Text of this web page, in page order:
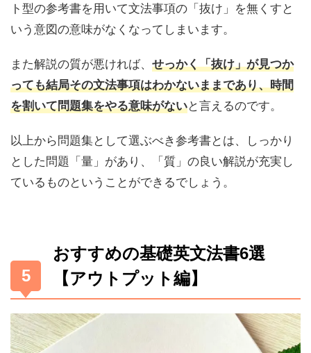
ト型の参考書を用いて文法事項の「抜け」を無くすと
いう意図の意味がなくなってしまいます。
また解説の質が悪ければ、 せっかく「抜け」が見つか
っても結局その文法事項はわかないままであり、時間
を割いて問題集をやる意味がないと言えるのです。
以上から問題集として選ぶべき参考書とは、しっかり
とした問題「量」があり、「質」の良い解説が充実し
ているものということができるでしょう。
おすすめの基礎英文法書6選
【アウトプット編】